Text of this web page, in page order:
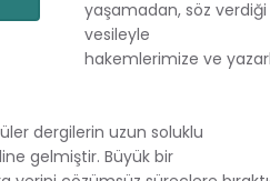
yaşamadan, söz
vesileyle
hakemlerimize ve
dergilerin uzun soluklu
gelmiştir. Büyük bir